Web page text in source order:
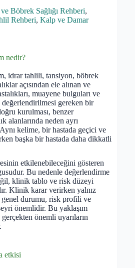
Böbrek Sağlığı Rehberi,
Rehberi, Kalp ve Damar
nedir?
idrar tahlili, tansiyon, böbrek
açısından ele alınan ve
muayene bulguları ve
gereken bir
kurulması, benzer
alanlarında neden ayrı
kelime, bir hastada geçici ve
başka bir hastada daha dikkatli
etkilenebileceğini gösteren
Bu nedenle değerlendirme
klinik tablo ve risk düzeyi
Klinik karar verirken yalnız
genel durumu, risk profili ve
önemlidir. Bu yaklaşım
önemli uyarıların
etkisi